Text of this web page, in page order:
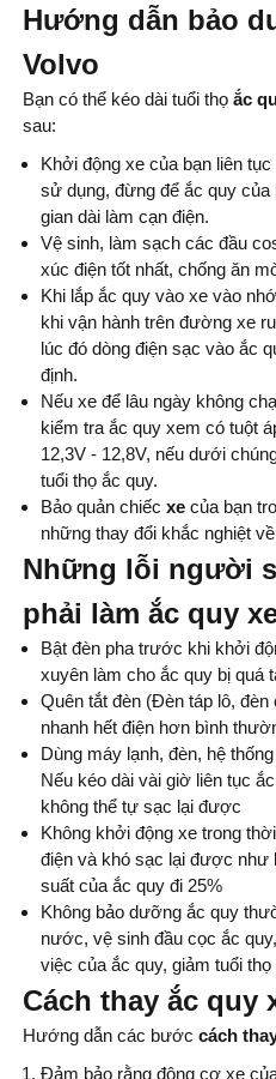
Hướng dẫn bảo
Volvo
Bạn có thể kéo dài tuổi thọ ắc
sau:
Khởi động xe của bạn liên
sử dụng, đừng để ắc quy
gian dài làm cạn điện.
Vệ sinh, làm sạch các đầu
xúc điện tốt nhất, chống ăn
Khi lắp ắc quy vào xe vào
khi vận hành trên đường xe
lúc đó dòng điện sạc vào ắc
định.
Nếu xe để lâu ngày không
kiểm tra ắc quy xem có tuột
12,3V - 12,8V, nếu dưới
tuổi thọ ắc quy.
Bảo quản chiếc xe của bạn
những thay đổi khắc nghiệt
Những lỗi người
phải làm ắc quy
Bật đèn pha trước khi khởi
xuyên làm cho ắc quy bị quá
Quên tắt đèn (Đèn táp lô,
nhanh hết điện hơn bình
Dùng máy lạnh, đèn, hệ
Nếu kéo dài vài giờ liên tục
không thể tự sạc lại được
Không khởi động xe trong
điện và khó sạc lại được như
suất của ắc quy đi 25%
Không bảo dưỡng ắc quy
nước, vệ sinh đầu cọc ắc
việc của ắc quy, giảm tuổi thọ
Cách thay ắc quy
Hướng dẫn các bước cách
Đảm bảo rằng động cơ xe